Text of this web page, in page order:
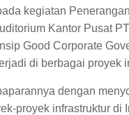
kegiatan
Kantor Pusat
Good Corporate
di berbagai proyek
dengan
proyek infrastruktur di